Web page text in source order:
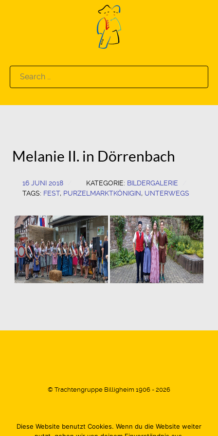
Search
for:
Melanie II. in Dörrenbach
16 JUNI 2018 KATEGORIE: BILDERGALERIE
TAGS: FEST, PURZELMARKTKÖNIGIN, UNTERWEGS
© Trachtengruppe Billigheim 1906 - 2026
Impressum Datenschutz Kontakt
Diese Website benutzt Cookies. Wenn du die Website weiter